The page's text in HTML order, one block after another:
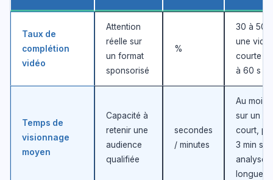
Taux de
complétion
vidéo
Attention
réelle sur
un format
sponsorisé
%
30 à
une
courte
à 60 s
Temps de
visionnage
moyen
Capacité à
retenir une
audience
qualifiée
secondes
/ minutes
Au
sur un
court,
3 min
analyse
longue